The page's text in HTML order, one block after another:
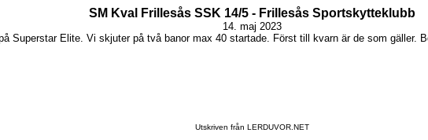
SM Kval Frillesås SSK 14/5 - Frillesås Sportskytteklubb
14. maj 2023
Superstar Elite. Vi skjuter på två banor max 40 startade. Först till kvarn är de som gäller.
Utskriven från LERDUVOR.NET